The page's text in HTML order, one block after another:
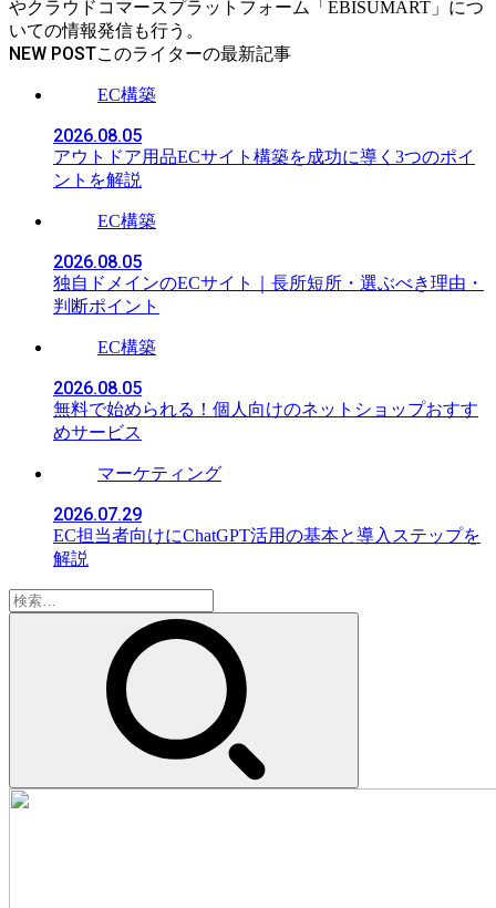
やクラウドコマースプラットフォーム「EBISUMART」につ
いての情報発信も行う。
NEW POST
EC構築
2026.08.05
アウトドア用品ECサイト構築を成功に導く3つのポイ
ントを解説
EC構築
2026.08.05
独自ドメインのECサイト｜長所短所・選ぶべき理由・
判断ポイント
EC構築
2026.08.05
無料で始められる！個人向けのネットショップおすす
めサービス
マーケティング
2026.07.29
EC担当者向けにChatGPT活用の基本と導入ステップを
解説
検
索: